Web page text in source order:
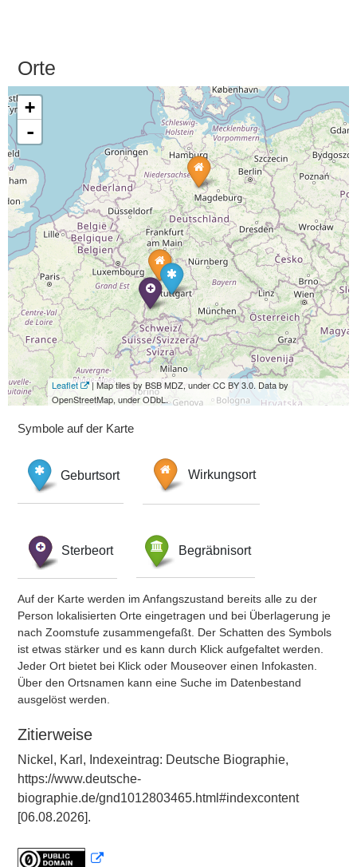
Orte
+
-
Leaflet
| Map tiles by BSB MDZ, under CC BY 3.0. Data by
OpenStreetMap, under ODbL.
Symbole auf der Karte
Geburtsort Wirkungsort
Sterbeort Begräbnisort
Auf der Karte werden im Anfangszustand bereits alle zu der
Person lokalisierten Orte eingetragen und bei Überlagerung je
nach Zoomstufe zusammengefaßt. Der Schatten des Symbols
ist etwas stärker und es kann durch Klick aufgefaltet werden.
Jeder Ort bietet bei Klick oder Mouseover einen Infokasten.
Über den Ortsnamen kann eine Suche im Datenbestand
ausgelöst werden.
Zitierweise
Nickel, Karl, Indexeintrag: Deutsche Biographie,
https://www.deutsche-
biographie.de/gnd1012803465.html#indexcontent
[06.08.2026].